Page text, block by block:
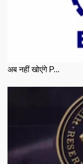
अब नहीं खोएंगे P...